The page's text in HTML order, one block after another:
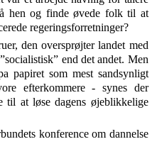
hen og finde øvede folk til at
regeringsforretninger?
den oversprøjter landet med
end det andet. Men
papiret som mest sandsynligt
efterkom­mere - synes der
til at løse dagens øjeblikkelige
konference om dannelse